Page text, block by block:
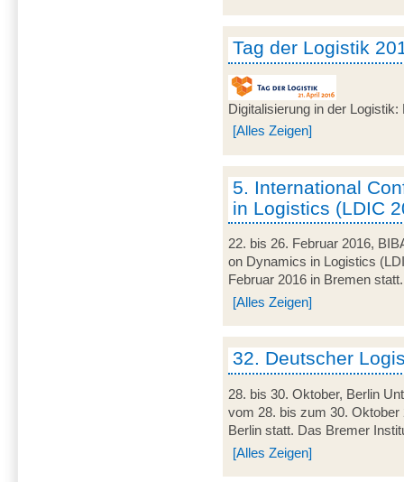
Tag der Logistik
Digitalisierung in der
[Alles Zeigen]
5. International
in Logistics (LDIC
22. bis 26. Februar 2016,
on Dynamics in Logistics
Februar 2016 in Bremen
[Alles Zeigen]
32. Deutscher
28. bis 30. Oktober, Berlin
vom 28. bis zum 30.
Berlin statt. Das Bremer
[Alles Zeigen]